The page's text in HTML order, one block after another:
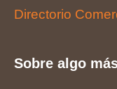
Directorio
Sobre algo